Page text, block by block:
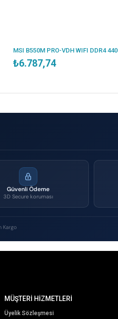
₺6.787,74
Güvenli Ödeme
3D Secure koruması
Kargo
MÜŞTERİ HİZMETLERİ
Üyelik Sözleşmesi